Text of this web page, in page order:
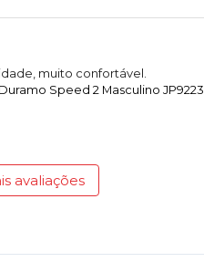
muito confortável.
Speed 2 Masculino JP9223
avaliações